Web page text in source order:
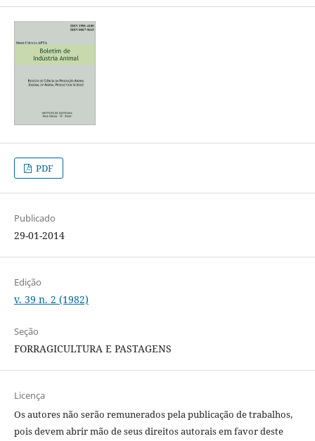
PDF
Publicado
29-01-2014
Edição
v. 39 n. 2 (1982)
Seção
FORRAGICULTURA E PASTAGENS
Licença
Os autores não serão remunerados pela publicação de trabalhos,
pois devem abrir mão de seus direitos autorais em favor deste